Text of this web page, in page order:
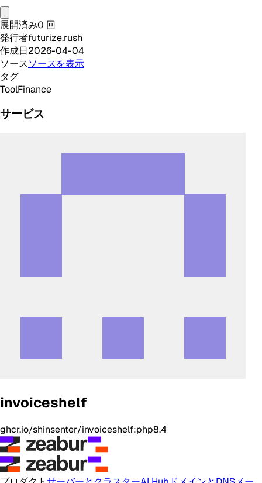
展開済み0 回
発行者futurize.rush
作成日2026-04-04
ソースソースを表示
タグ
ToolFinance
サービス
invoiceshelf
ghcr.io/shinsenter/invoiceshelf:php8.4